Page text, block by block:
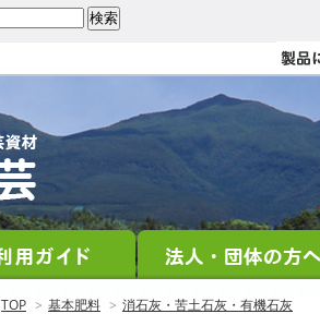
TOP > 基本肥料 > 消石灰・苦土石灰・有機石灰